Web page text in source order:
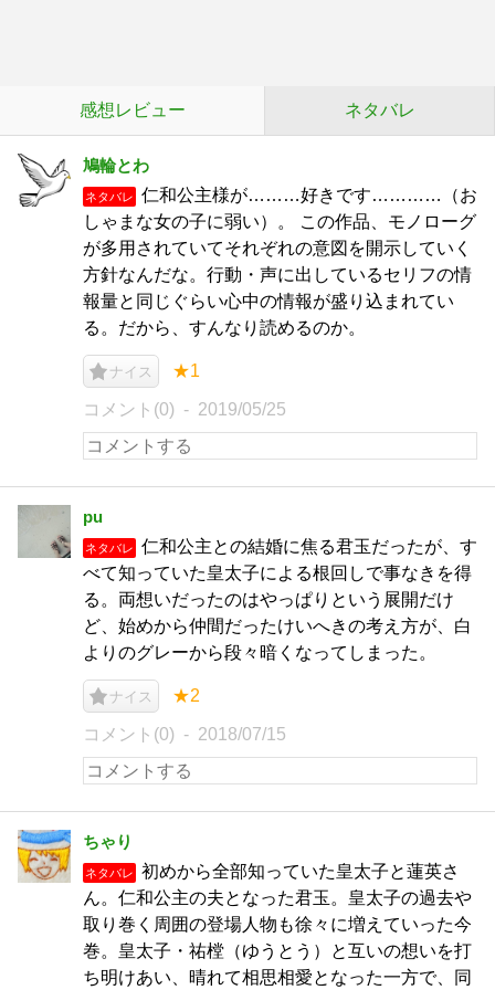
感想レビュー ネタバレ
鳩輪とわ
ネタバレ
仁和公主様が………好きです…………（お
しゃまな女の子に弱い）。 この作品、モノローグ
が多用されていてそれぞれの意図を開示していく
方針なんだな。行動・声に出しているセリフの情
報量と同じぐらい心中の情報が盛り込まれてい
る。だから、すんなり読めるのか。
ナイス ★1
コメント(0) 2019/05/25
pu
ネタバレ
仁和公主との結婚に焦る君玉だったが、す
べて知っていた皇太子による根回しで事なきを得
る。両想いだったのはやっぱりという展開だけ
ど、始めから仲間だったけいへきの考え方が、白
よりのグレーから段々暗くなってしまった。
ナイス ★2
コメント(0) 2018/07/15
ちゃり
ネタバレ
初めから全部知っていた皇太子と蓮英さ
ん。仁和公主の夫となった君玉。皇太子の過去や
取り巻く周囲の登場人物も徐々に増えていった今
巻。皇太子・祐樘（ゆうとう）と互いの想いを打
ち明けあい、晴れて相思相愛となった一方で、同